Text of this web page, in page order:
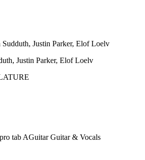
Sudduth, Justin Parker, Elof Loelv
Justin Parker, Elof Loelv